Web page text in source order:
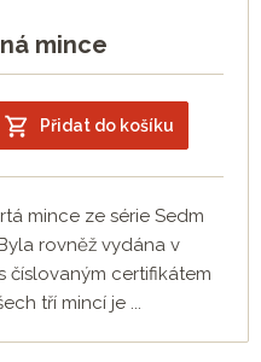
mince
Přidat do košíku
mince ze série Sedm
rovněž vydána v
číslovaným certifikátem
tří mincí je ...